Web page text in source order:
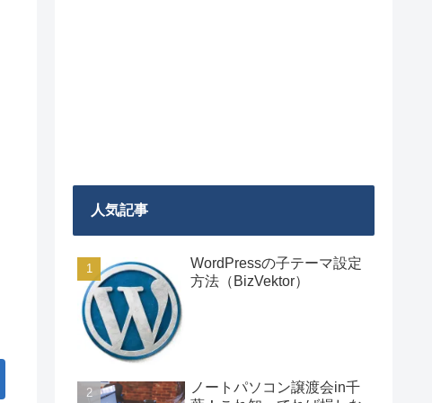
人気記事
WordPressの子テーマ設定
方法（BizVektor）
ノートパソコン譲渡会in千